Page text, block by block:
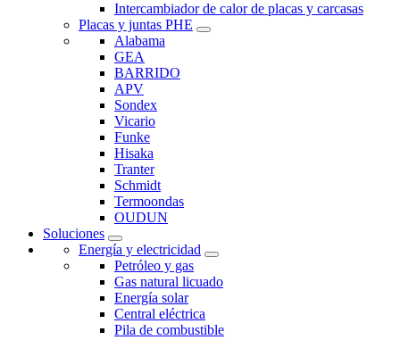
Intercambiador de calor de placas y carcasas
Placas y juntas PHE
Alabama
GEA
BARRIDO
APV
Sondex
Vicario
Funke
Hisaka
Tranter
Schmidt
Termoondas
OUDUN
Soluciones
Energía y electricidad
Petróleo y gas
Gas natural licuado
Energía solar
Central eléctrica
Pila de combustible